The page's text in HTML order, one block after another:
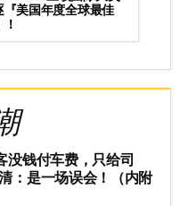
『美国年度全球最佳
没钱付车费，只给司
：是一场误会！（内附